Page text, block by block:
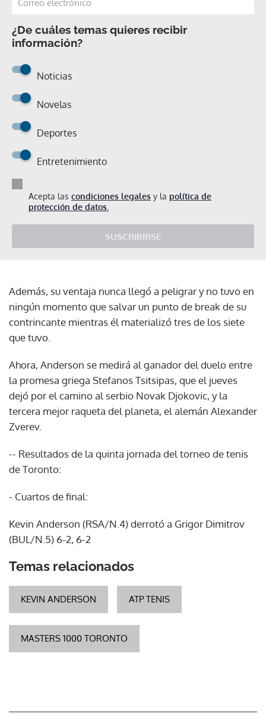
¿De cuáles temas quieres recibir
información?
Noticias
Novelas
Deportes
Entretenimiento
Acepta las condiciones legales y la política de
protección de datos.
SUSCRIBIRSE
Además, su ventaja nunca llegó a peligrar y no tuvo en
ningún momento que salvar un punto de break de su
contrincante mientras él materializó tres de los siete
que tuvo.
Ahora, Anderson se medirá al ganador del duelo entre
la promesa griega Stefanos Tsitsipas, que el jueves
dejó por el camino al serbio Novak Djokovic, y la
tercera mejor raqueta del planeta, el alemán Alexander
Zverev.
-- Resultados de la quinta jornada del torneo de tenis
de Toronto:
- Cuartos de final:
Kevin Anderson (RSA/N.4) derrotó a Grigor Dimitrov
(BUL/N.5) 6-2, 6-2
Temas relacionados
KEVIN ANDERSON ATP TENIS
MASTERS 1000 TORONTO